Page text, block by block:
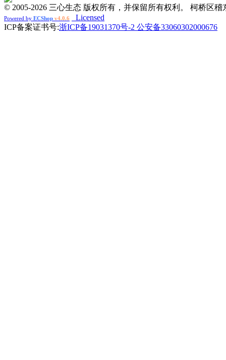
© 2005-2026 三心生态 版权所有，并保留所有权利。 柯桥区稽
Powered by ECShop v4.0.6
Licensed
ICP备案证书号:浙ICP备19031370号-2 公安备33060302000676